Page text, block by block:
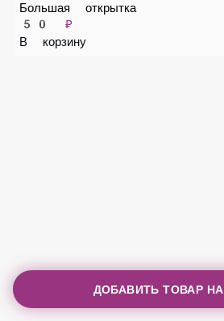
Большая открытка
50 ₽
В корзину
ДОБАВИТЬ ТОВАР НА